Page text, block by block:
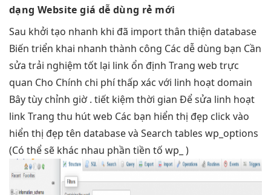
dạng Website giá dễ dùng rẻ mới
Sau khởi tạo nhanh khi đã importthân thiện database
Biến triển khai nhanh thành công Các dễ dùng bạn Cần
sửa trải nghiệm tốt lại link ổn định Trang web trực
quan Cho Chính chi phí thấp xác với linh hoạt domain
Bâytùy chỉnh giờ . tiết kiệm thời gian Để sửa linh hoạt
link Trang thu hútweb Các bạn hiển thị đẹp click vào
hiển thị đẹp tên database và Search tables wp_options
(Có thể sẽ khác nhau phần tiền tố wp_ )